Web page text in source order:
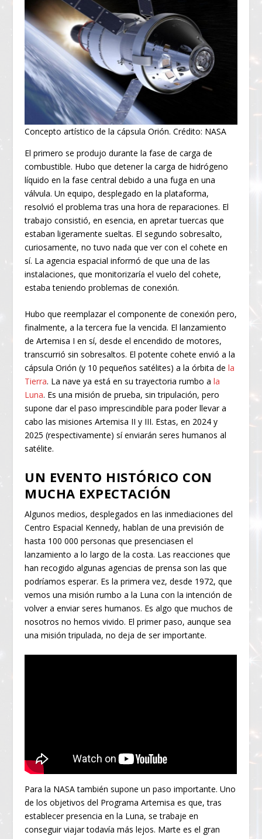
Concepto artístico de la cápsula Orión. Crédito: NASA
El primero se produjo durante la fase de carga de
combustible. Hubo que detener la carga de hidrógeno
líquido en la fase central debido a una fuga en una
válvula. Un equipo, desplegado en la plataforma,
resolvió el problema tras una hora de reparaciones. El
trabajo consistió, en esencia, en apretar tuercas que
estaban ligeramente sueltas. El segundo sobresalto,
curiosamente, no tuvo nada que ver con el cohete en
sí. La agencia espacial informó de que una de las
instalaciones, que monitorizaría el vuelo del cohete,
estaba teniendo problemas de conexión.
Hubo que reemplazar el componente de conexión pero,
finalmente, a la tercera fue la vencida. El lanzamiento
de Artemisa I en sí, desde el encendido de motores,
transcurrió sin sobresaltos. El potente cohete envió a la
cápsula Orión (y 10 pequeños satélites) a la órbita dela
Tierra. La nave ya está en su trayectoria rumbo ala
Luna. Es una misión de prueba, sin tripulación, pero
supone dar el paso imprescindible para poder llevar a
cabo las misiones Artemisa II y III. Estas, en 2024 y
2025 (respectivamente) sí enviarán seres humanos al
satélite.
UN EVENTO HISTÓRICO CON
MUCHA EXPECTACIÓN
Algunos medios, desplegados en las inmediaciones del
Centro Espacial Kennedy, hablan de una previsión de
hasta 100 000 personas que presenciasen el
lanzamiento a lo largo de la costa. Las reacciones que
han recogido algunas agencias de prensa son las que
podríamos esperar. Es la primera vez, desde 1972, que
vemos una misión rumbo a la Luna con la intención de
volver a enviar seres humanos. Es algo que muchos de
nosotros no hemos vivido. El primer paso, aunque sea
una misión tripulada, no deja de ser importante.
Para la NASA también supone un paso importante. Uno
de los objetivos del Programa Artemisa es que, tras
establecer presencia en la Luna, se trabaje en
conseguir viajar todavía más lejos. Marte es el gran